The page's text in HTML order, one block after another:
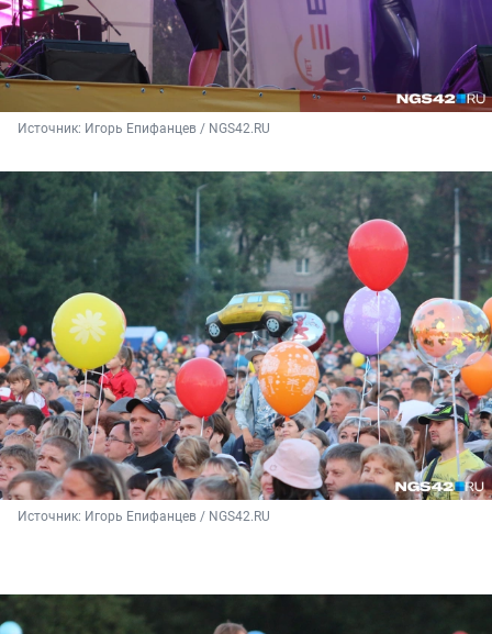
Источник: Игорь Епифанцев / NGS42.RU
Источник: Игорь Епифанцев / NGS42.RU